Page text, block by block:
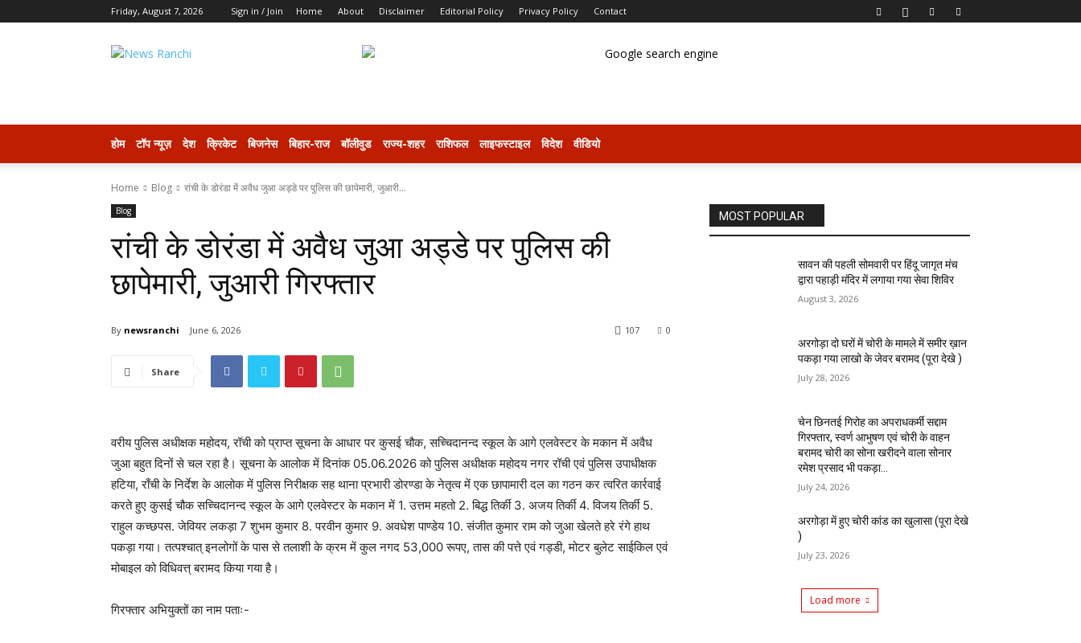
Friday, August 7, 2026 Sign in / Join Home About Disclaimer Editorial Policy Privacy Policy Contact
होम टॉप न्यूज़ देश क्रिकेट बिजनेस बिहार-राज बॉलीवुड राज्य-शहर राशिफल लाइफस्टाइल विदेश वीडियो
Home Blog रांची के डोरंडा में अवैध जुआ अड्डे पर पुलिस की छापेमारी, जुआरी...
Blog
रांची के डोरंडा में अवैध जुआ अड्डे पर पुलिस की
छापेमारी, जुआरी गिरफ्तार
By newsranchi June 6, 2026 0
107
Share
वरीय पुलिस अधीक्षक महोदय, रॉची को प्राप्त सूचना के आधार पर कुसई चौक, सच्चिदानन्द स्कूल के आगे एलवेस्टर के मकान में अवैध
जुआ बहुत दिनों से चल रहा है। सूचना के आलोक में दिनांक 05.06.2026 को पुलिस अधीक्षक महोदय नगर रॉची एवं पुलिस उपाधीक्षक
हटिया, राँची के निर्देश के आलोक में पुलिस निरीक्षक सह थाना प्रभारी डोरण्डा के नेतृत्व में एक छापामारी दल का गठन कर त्वरित कार्रवाई
करते हुए कुसई चौक सच्चिदानन्द स्कूल के आगे एलवेस्टर के मकान में 1. उत्तम महतो 2. बिद्ध तिर्की 3. अजय तिर्की 4. विजय तिर्की 5.
राहुल कच्छपस. जेवियर लकड़ा 7 शुभम कुमार 8. परवीन कुमार 9. अवधेश पाण्डेय 10. संजीत कुमार राम को जुआ खेलते हरे रंगे हाथ
पकड़ा गया। तत्पश्चात् इनलोगों के पास से तलाशी के क्रम में कुल नगद 53,000 रूपए, तास की पत्ते एवं गड्डी, मोटर बुलेट साईकिल एवं
मोबाइल को विधिवत्त् बरामद किया गया है।
गिरफ्तार अभियुक्तों का नाम पताः-
MOST POPULAR
सावन की पहली सोमवारी पर हिंदू जागृत मंच
द्वारा पहाड़ी मंदिर में लगाया गया सेवा शिविर
August 3, 2026
अरगोड़ा दो घरों में चोरी के मामले में समीर ख़ान
पकड़ा गया लाखो के जेवर बरामद (पूरा देखे )
July 28, 2026
चेन छिनतई गिरोह का अपराधकर्मी सद्दाम
गिरफ्तार, स्वर्ण आभुषण एवं चोरी के वाहन
बरामद चोरी का सोना खरीदने वाला सोनार
रमेश प्रसाद भी पकड़ा...
July 24, 2026
अरगोड़ा में हुए चोरी कांड का खुलासा (पूरा देखे
)
July 23, 2026
Load more